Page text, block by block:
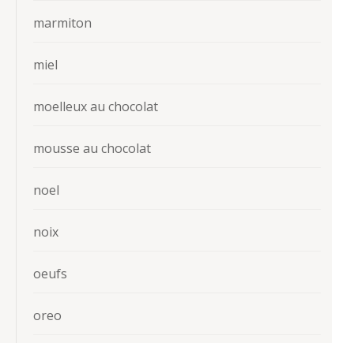
marmiton
miel
moelleux au chocolat
mousse au chocolat
noel
noix
oeufs
oreo